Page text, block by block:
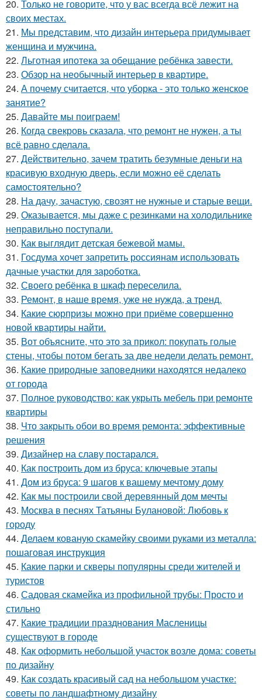
20. Только не говорите, что у вас всегда всё лежит на
своих местах.
21. Мы представим, что дизайн интерьера придумывает
женщина и мужчина.
22. Льготная ипотека за обещание ребёнка завести.
23. Обзор на необычный интерьер в квартире.
24. А почему считается, что уборка - это только женское
занятие?
25. Давайте мы поиграем!
26. Когда свекровь сказала, что ремонт не нужен, а ты
всё равно сделала.
27. Действительно, зачем тратить безумные деньги на
красивую входную дверь, если можно её сделать
самостоятельно?
28. На дачу, зачастую, свозят не нужные и старые вещи.
29. Оказывается, мы даже с резинками на холодильнике
неправильно поступали.
30. Как выглядит детская бежевой мамы.
31. Госдума хочет запретить россиянам использовать
дачные участки для зароботка.
32. Своего ребёнка в шкаф переселила.
33. Ремонт, в наше время, уже не нужда, а тренд.
34. Какие сюрпризы можно при приёме совершенно
новой квартиры найти.
35. Вот объясните, что это за прикол: покупать голые
стены, чтобы потом бегать за две недели делать ремонт.
36. Какие природные заповедники находятся недалеко
от города
37. Полное руководство: как укрыть мебель при ремонте
квартиры
38. Что закрыть обои во время ремонта: эффективные
решения
39. Дизайнер на славу постарался.
40. Как построить дом из бруса: ключевые этапы
41. Дом из бруса: 9 шагов к вашему мечтому дому
42. Как мы построили свой деревянный дом мечты
43. Москва в песнях Татьяны Булановой: Любовь к
городу
44. Делаем кованую скамейку своими руками из металла:
пошаговая инструкция
45. Какие парки и скверы популярны среди жителей и
туристов
46. Садовая скамейка из профильной трубы: Просто и
стильно
47. Какие традиции празднования Масленицы
существуют в городе
48. Как оформить небольшой участок возле дома: советы
по дизайну
49. Как создать красивый сад на небольшом участке:
советы по ландшафтному дизайну